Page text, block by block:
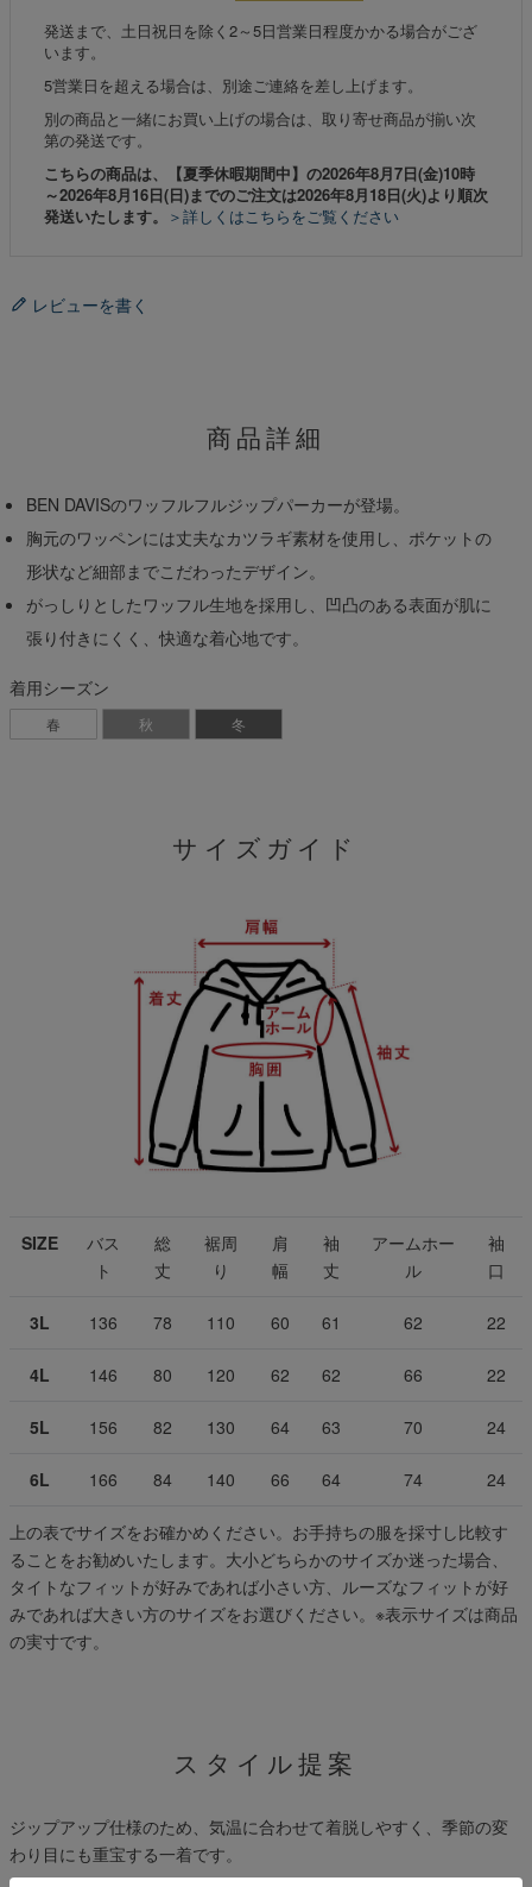
発送まで、土日祝日を除く2～5日営業日程度かかる場合がござ
います。
5営業日を超える場合は、別途ご連絡を差し上げます。
別の商品と一緒にお買い上げの場合は、取り寄せ商品が揃い次
第の発送です。
こちらの商品は、【夏季休暇期間中】の2026年8月7日(金)10時
～2026年8月16日(日)までのご注文は2026年8月18日(火)より順次
発送いたします。
＞詳しくはこちらをご覧ください
レビューを書く
商品詳細
BEN DAVISのワッフルフルジップパーカーが登場。
胸元のワッペンには丈夫なカツラギ素材を使用し、ポケットの
形状など細部までこだわったデザイン。
がっしりとしたワッフル生地を採用し、凹凸のある表面が肌に
張り付きにくく、快適な着心地です。
着用シーズン
春 秋 冬
サイズガイド
SIZE
バス
ト
総
丈
裾周
り
肩
幅
袖
丈
アームホー
ル
袖
口
3L 136 78 110 60 61 62 22
4L 146 80 120 62 62 66 22
5L 156 82 130 64 63 70 24
6L 166 84 140 66 64 74 24
上の表でサイズをお確かめください。お手持ちの服を採寸し比較す
ることをお勧めいたします。大小どちらかのサイズか迷った場合、
タイトなフィットが好みであれば小さい方、ルーズなフィットが好
みであれば大きい方のサイズをお選びください。 ※表示サイズは商品
の実寸です。
スタイル提案
ジップアップ仕様のため、気温に合わせて着脱しやすく、季節の変
わり目にも重宝する一着です。